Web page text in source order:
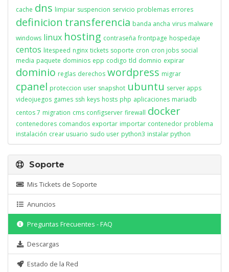
cache dns limpiar suspencion servicio problemas errores
definicion transferencia banda ancha virus malware
windows linux hosting contraseña frontpage hospedaje
centos litespeed nginx tickets soporte cron cron jobs social
media paquete dominios epp codigo tld domnio expirar
dominio reglas derechos wordpress migrar
cpanel proteccion user snapshot ubuntu server apps
videojuegos games ssh keys hosts php aplicaciones mariadb
centos 7 migration cms configserver firewall docker
contenedores comandos exportar importar contenedor problema
instalación crear usuario sudo user python3 instalar python
Soporte
Mis Tickets de Soporte
Anuncios
Preguntas Frecuentes - FAQ
Descargas
Estado de la Red